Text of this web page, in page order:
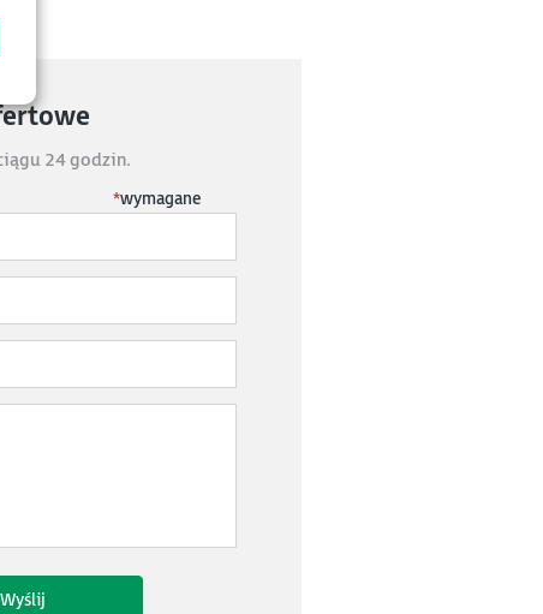
24 godzin.
*wymagane